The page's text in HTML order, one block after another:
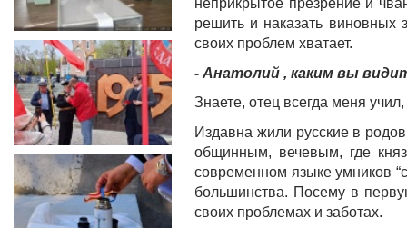
неприкрытое презрение и
решить и наказать виновных
своих проблем хватает.
- Анатолий , каким вы
Знаете, отец всегда меня
Издавна жили русские в
общинным, вечевым, где
современном языке умников
большинства. Посему в
своих проблемах и заботах.